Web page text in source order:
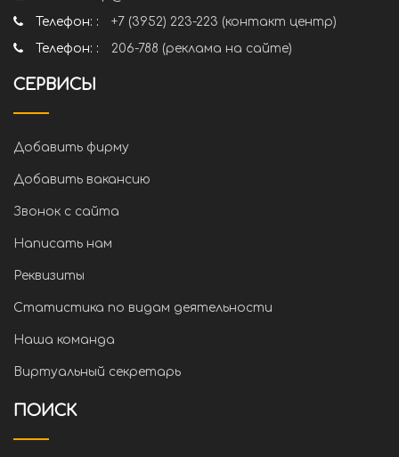
Телефон: :
+7 (3952) 223-223 (контакт центр)
Телефон: :
206-788 (реклама на сайте)
СЕРВИСЫ
Добавить фирму
Добавить вакансию
Звонок с сайта
Написать нам
Реквизиты
Статистика по видам деятельности
Наша команда
Виртуальный секретарь
ПОИСК